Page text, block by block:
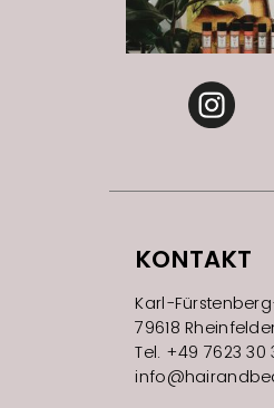
KONTAKT
Karl-
79618
Tel. +49 7623 30